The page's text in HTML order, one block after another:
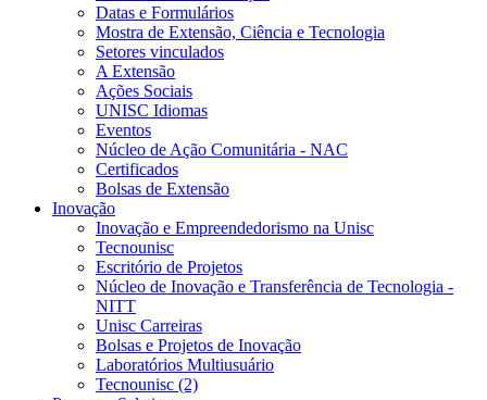
Datas e Formulários
Mostra de Extensão, Ciência e Tecnologia
Setores vinculados
A Extensão
Ações Sociais
UNISC Idiomas
Eventos
Núcleo de Ação Comunitária - NAC
Certificados
Bolsas de Extensão
Inovação
Inovação e Empreendedorismo na Unisc
Tecnounisc
Escritório de Projetos
Núcleo de Inovação e Transferência de Tecnologia -
NITT
Unisc Carreiras
Bolsas e Projetos de Inovação
Laboratórios Multiusuário
Tecnounisc (2)